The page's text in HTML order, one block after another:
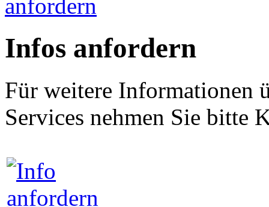
Infos anfordern
Für weitere Informationen
Services nehmen Sie bitte